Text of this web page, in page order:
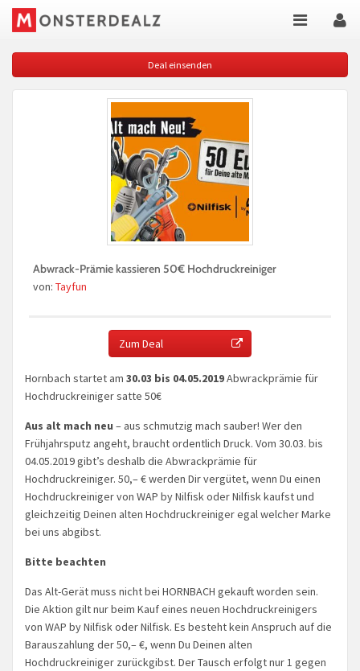
Deal einsenden
Abwrack-Prämie kassieren 50€ Hochdruckreiniger
von: Tayfun
Zum Deal
Hornbach startet am 30.03 bis 04.05.2019Abwrackprämie für
Hochdruckreiniger satte 50€
Aus alt mach neu – aus schmutzig mach sauber! Wer den
Frühjahrsputz angeht, braucht ordentlich Druck. Vom 30.03. bis
04.05.2019 gibt’s deshalb die Abwrackprämie für
Hochdruckreiniger. 50,– € werden Dir vergütet, wenn Du einen
Hochdruckreiniger von WAP by Nilfisk oder Nilfisk kaufst und
gleichzeitig Deinen alten Hochdruckreiniger egal welcher Marke
bei uns abgibst.
Bitte beachten
Das Alt-Gerät muss nicht bei HORNBACH gekauft worden sein.
Die Aktion gilt nur beim Kauf eines neuen Hochdruckreinigers
von WAP by Nilfisk oder Nilfisk. Es besteht kein Anspruch auf die
Barauszahlung der 50,– €, wenn Du Deinen alten
Hochdruckreiniger zurückgibst. Der Tausch erfolgt nur 1 gegen